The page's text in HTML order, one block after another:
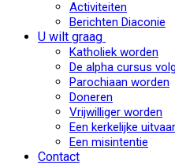
Activiteiten
Berichten Diaconie
U wilt graag
Katholiek worden
De alpha cursus
Parochiaan worden
Doneren
Vrijwilliger worden
Een kerkelijke
Een misintentie
Contact